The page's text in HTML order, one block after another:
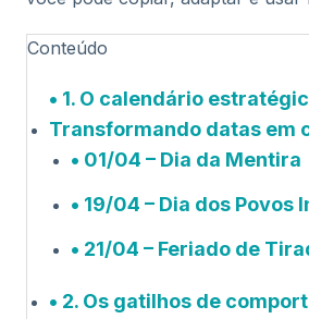
Conteúdo
1. O calendário
Transformando datas em
01/04 – Dia da Mentira
19/04 – Dia dos Povos
21/04 – Feriado de
2. Os gatilhos de